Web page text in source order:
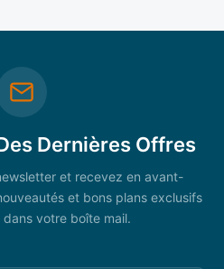
Dernières Offres
et recevez en avant-
et bons plans exclusifs
votre boîte mail.